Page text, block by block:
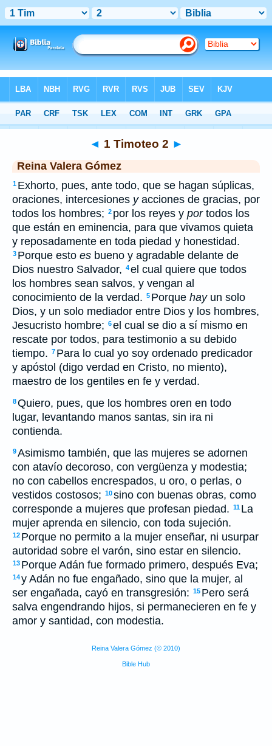
>RVG> 1 Timoteo 2
◄ 1 Timoteo 2 ►
Reina Valera Gómez
1 Exhorto, pues, ante todo, que se hagan súplicas,
oraciones, intercesiones yacciones de gracias, por
todos los hombres; 2 por los reyes y portodos los
que están en eminencia, para que vivamos quieta
y reposadamente en toda piedad y honestidad.
3 Porque esto es bueno y agradable delante de
Dios nuestro Salvador, 4el cual quiere que todos
los hombres sean salvos, y vengan al
conocimiento de la verdad. 5 Porque hayun solo
Dios, y un solo mediador entre Dios y los hombres,
Jesucristo hombre; 6el cual se dio a sí mismo en
rescate por todos, para testimonio a su debido
tiempo. 7 Para lo cual yo soy ordenado predicador
y apóstol (digo verdad en Cristo, no miento),
maestro de los gentiles en fe y verdad.
8Quiero, pues, que los hombres oren en todo
lugar, levantando manos santas, sin ira ni
contienda.
9Asimismo también, que las mujeres se adornen
con atavío decoroso, con vergüenza y modestia;
no con cabellos encrespados, u oro, o perlas, o
vestidos costosos; 10sino con buenas obras, como
corresponde a mujeres que profesan piedad. 11 La
mujer aprenda en silencio, con toda sujeción.
12 Porque no permito a la mujer enseñar, ni usurpar
autoridad sobre el varón, sino estar en silencio.
13 Porque Adán fue formado primero, después Eva;
14y Adán no fue engañado, sino que la mujer, al
ser engañada, cayó en transgresión: 15 Pero será
salva engendrando hijos, si permanecieren en fe y
amor y santidad, con modestia.
Reina Valera Gómez (© 2010)
Bible Hub